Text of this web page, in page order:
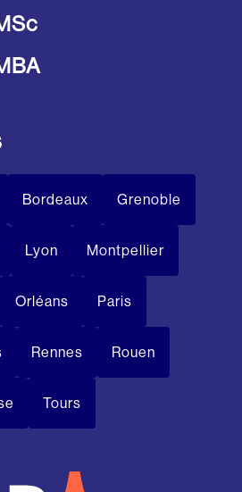
Bordeaux Grenoble
Lyon Montpellier
Orléans Paris
Rennes Rouen
Tours